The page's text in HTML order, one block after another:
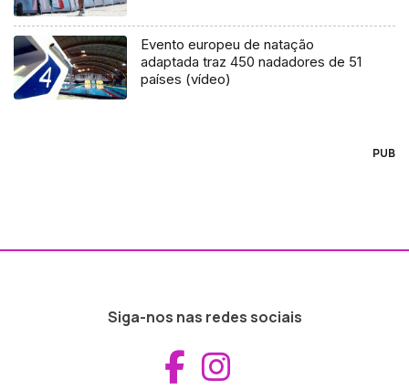
Evento europeu de natação
adaptada traz 450 nadadores de 51
países (vídeo)
PUB
Siga-nos nas redes sociais
Aceder ao